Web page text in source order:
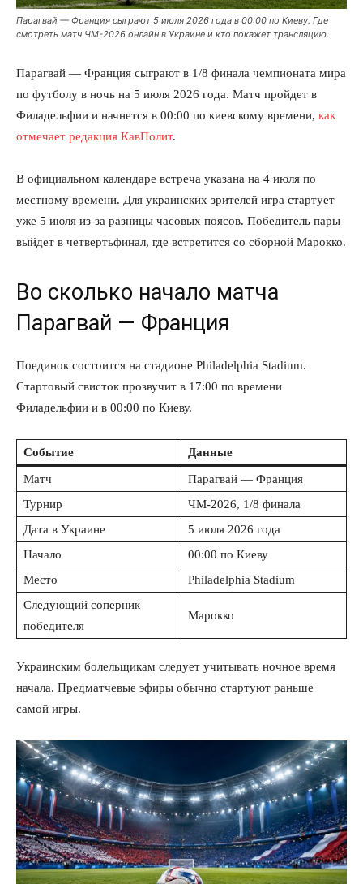
Парагвай — Франция сыграют 5 июля 2026 года в 00:00 по Киеву. Где
смотреть матч ЧМ-2026 онлайн в Украине и кто покажет трансляцию.
Парагвай — Франция сыграют в 1/8 финала чемпионата мира
по футболу в ночь на 5 июля 2026 года. Матч пройдет в
Филадельфии и начнется в 00:00 по киевскому времени, как
отмечает редакция КавПолит.
В официальном календаре встреча указана на 4 июля по
местному времени. Для украинских зрителей игра стартует
уже 5 июля из-за разницы часовых поясов. Победитель пары
выйдет в четвертьфинал, где встретится со сборной Марокко.
Во сколько начало матча
Парагвай — Франция
Поединок состоится на стадионе Philadelphia Stadium.
Стартовый свисток прозвучит в 17:00 по времени
Филадельфии и в 00:00 по Киеву.
Событие Данные
Матч
Парагвай — Франция
Турнир
ЧМ-2026, 1/8 финала
Дата в Украине
5 июля 2026 года
Начало
00:00 по Киеву
Место
Philadelphia Stadium
Следующий соперник
победителя
Марокко
Украинским болельщикам следует учитывать ночное время
начала. Предматчевые эфиры обычно стартуют раньше
самой игры.